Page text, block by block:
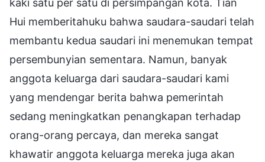
Hui memberitahuku bahwa saudara-saudari telah
membantu kedua saudari ini menemukan tempat
persembunyian sementara. Namun, banyak
anggota keluarga dari saudara-saudari kami
yang mendengar berita bahwa pemerintah
sedang meningkatkan penangkapan terhadap
orang-orang percaya, dan mereka sangat
khawatir anggota keluarga mereka juga akan